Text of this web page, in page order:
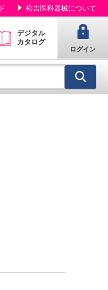
松吉医科器械について
デジタル
カタログ
ログイン